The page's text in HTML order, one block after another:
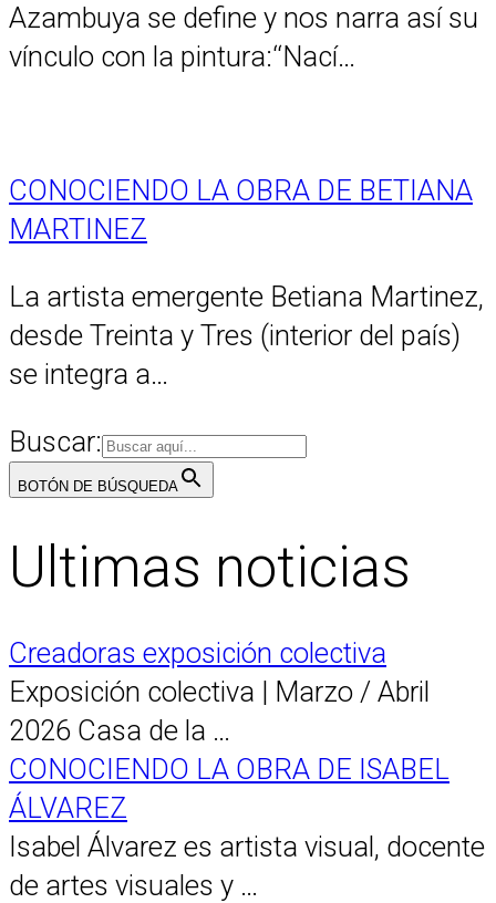
Azambuya se define y nos narra así su
vínculo con la pintura:‘‘Nací…
CONOCIENDO LA OBRA DE BETIANA
MARTINEZ
La artista emergente Betiana Martinez,
desde Treinta y Tres (interior del país)
se integra a…
Buscar:
BOTÓN DE BÚSQUEDA
Ultimas noticias
Creadoras exposición colectiva
Exposición colectiva | Marzo / Abril
2026 Casa de la …
CONOCIENDO LA OBRA DE ISABEL
ÁLVAREZ
Isabel Álvarez es artista visual, docente
de artes visuales y …